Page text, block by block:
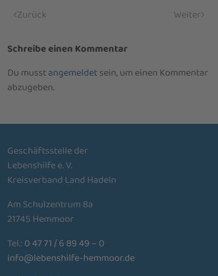
Zurück Weiter
Schreibe einen Kommentar
Du musstangemeldetsein, um einen Kommentar
abzugeben.
Geschäftsstelle der
Lebenshilfe e. V.
Kreisverband Land Hadeln
Am Schulzentrum 8a
21745 Hemmoor
Tel.:0 47 71 / 6 89 49 – 0
info@lebenshilfe-hemmoor.de